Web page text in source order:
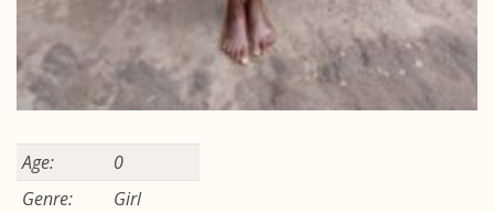
Age:
0
Genre:
Girl